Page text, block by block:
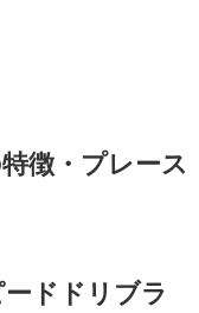
徴・プレース
ドドリブラ